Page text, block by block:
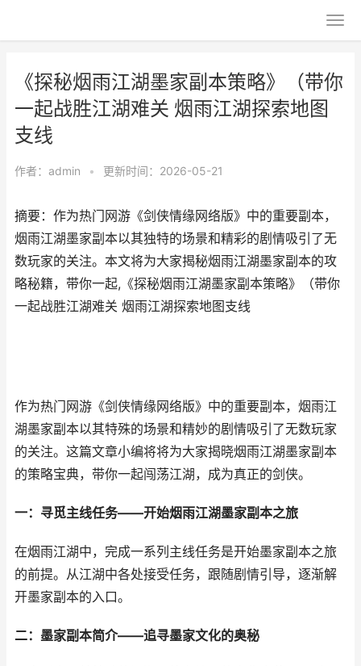
《探秘烟雨江湖墨家副本策略》（带你
一起战胜江湖难关 烟雨江湖探索地图
支线
作者： admin • 更新时间：2026-05-21
摘要：作为热门网游《剑侠情缘网络版》中的重要副本，
烟雨江湖墨家副本以其独特的场景和精彩的剧情吸引了无
数玩家的关注。本文将为大家揭秘烟雨江湖墨家副本的攻
略秘籍，带你一起,《探秘烟雨江湖墨家副本策略》（带你
一起战胜江湖难关 烟雨江湖探索地图支线
作为热门网游《剑侠情缘网络版》中的重要副本，烟雨江
湖墨家副本以其特殊的场景和精妙的剧情吸引了无数玩家
的关注。这篇文章小编将将为大家揭晓烟雨江湖墨家副本
的策略宝典，带你一起闯荡江湖，成为真正的剑侠。
一：寻觅主线任务——开始烟雨江湖墨家副本之旅
在烟雨江湖中，完成一系列主线任务是开始墨家副本之旅
的前提。从江湖中各处接受任务，跟随剧情引导，逐渐解
开墨家副本的入口。
二：墨家副本简介——追寻墨家文化的奥秘